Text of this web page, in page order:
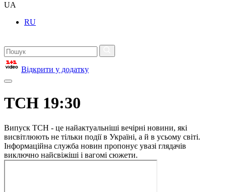
UA
RU
Відкрити у додатку
ТСН 19:30
Випуск ТСН - це найактуальніші вечірні новини, які
висвітлюють не тільки події в Україні, а й в усьому світі.
Інформаційна служба новин пропонує увазі глядачів
виключно найсвіжіші і вагомі сюжети.